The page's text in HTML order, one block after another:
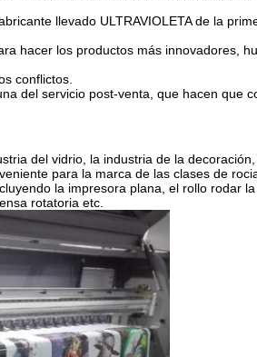
llevado ULTRAVIOLETA de la
hacer los productos más innovadores,
conflictos.
del servicio post-venta, que hacen que
del vidrio, la industria de la
para la marca de las clases de
la impresora plana, el rollo rodar
rotatoria etc.